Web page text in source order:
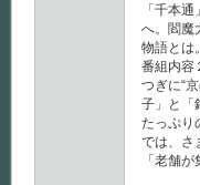
「千本
へ。閻魔
物語とは。
番組内容
つぎに“
子」と「
たっぷり
では、さ
「老舗